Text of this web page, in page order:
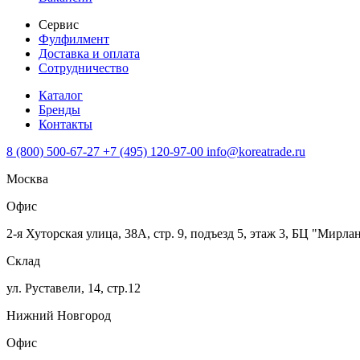
Сервис
Фулфилмент
Доставка и оплата
Сотрудничество
Каталог
Бренды
Контакты
8 (800) 500-67-27 +7 (495) 120-97-00 info@koreatrade.ru
Москва
Офис
2-я Хуторская улица, 38А, стр. 9, подъезд 5, этаж 3, БЦ
Склад
ул. Руставели, 14, стр.12
Нижний Новгород
Офис